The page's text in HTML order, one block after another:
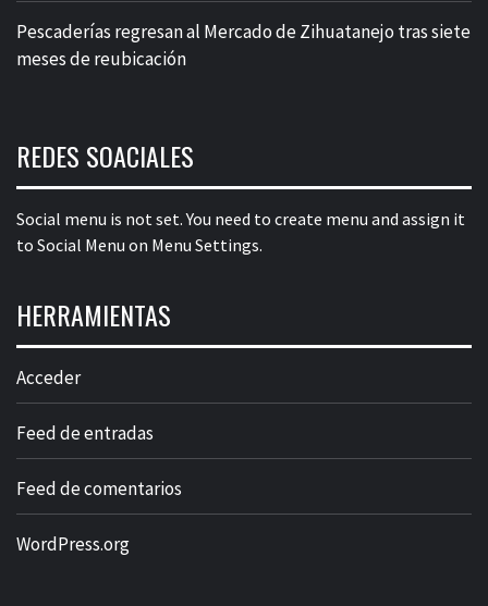
Pescaderías regresan al Mercado de Zihuatanejo tras siete
meses de reubicación
REDES SOACIALES
Social menu is not set. You need to create menu and assign it
to Social Menu on Menu Settings.
HERRAMIENTAS
Acceder
Feed de entradas
Feed de comentarios
WordPress.org